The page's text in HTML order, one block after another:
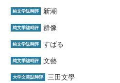
純文学誌時評 新潮
純文学誌時評 群像
純文学誌時評 すばる
純文学誌時評 文藝
大学文芸誌時評 三田文學